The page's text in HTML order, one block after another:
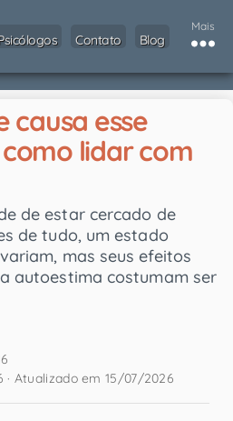
Contato Blog
Mais
causa esse
lidar com
de estar cercado de
de tudo, um estado
mas seus efeitos
autoestima costumam ser
· Atualizado em 15/07/2026